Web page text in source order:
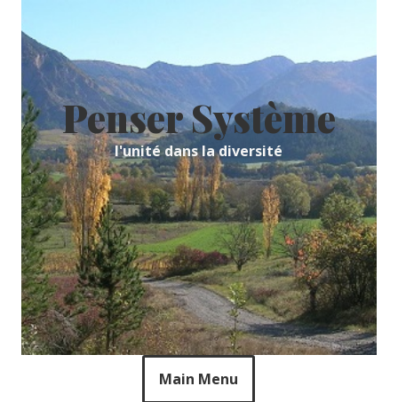
content
Penser Système
l'unité dans la diversité
Main Menu